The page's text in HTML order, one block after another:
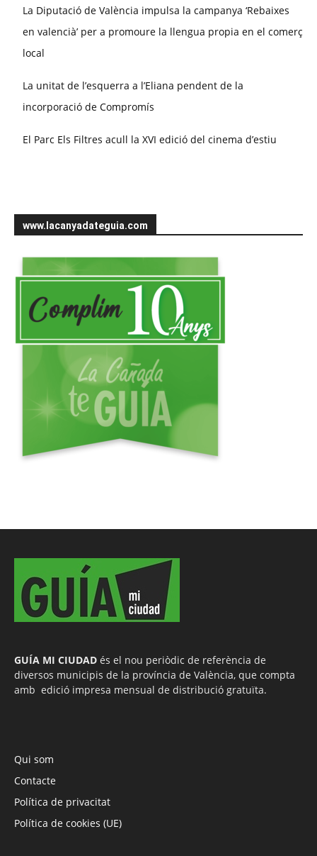
La Diputació de València impulsa la campanya ‘Rebaixes
en valencià’ per a promoure la llengua propia en el comerç
local
La unitat de l’esquerra a l’Eliana pendent de la
incorporació de Compromís
El Parc Els Filtres acull la XVI edició del cinema d’estiu
www.lacanyadateguia.com
GUÍA MI CIUDAD és el nou periòdic de referència de
diversos municipis de la província de València, que compta
amb edició impresa mensual de distribució gratuïta.
Qui som
Contacte
Política de privacitat
Política de cookies (UE)